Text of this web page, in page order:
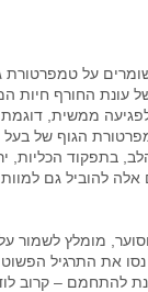
על
עונת החורף חיות
ממשית,
ירידה בקצב הלב,
אלה להוביל גם למוות.
מומלץ לשמור
את התרגיל
להתחמם – קרוב